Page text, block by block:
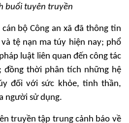
buổi tuyên truyền
bộ Công an xã đã thông tin
tệ nạn ma túy hiện nay; phổ
luật liên quan đến công tác
đồng thời phân tích những hệ
đối với sức khỏe, tinh thần,
người sử dụng.
truyền tập trung cảnh báo về